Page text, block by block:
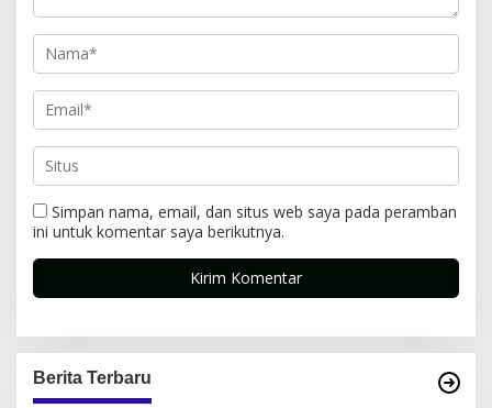
Simpan nama, email, dan situs web saya pada peramban
ini untuk komentar saya berikutnya.
Berita Terbaru